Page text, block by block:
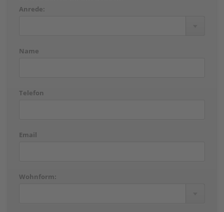
Anrede:
Name
Telefon
Email
Wohnform: